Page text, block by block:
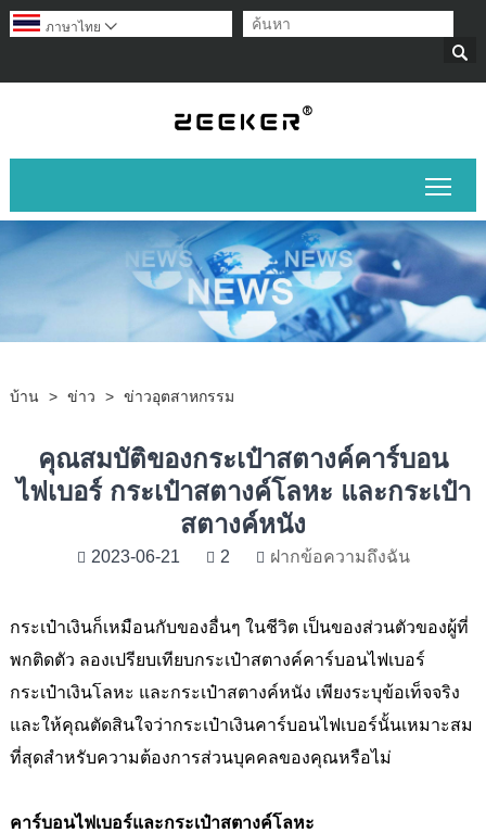

ภาษาไทย 
บ้าน > ข่าว > ข่าวอุตสาหกรรม
คุณสมบัติของกระเป๋าสตางค์คาร์บอน
ไฟเบอร์ กระเป๋าสตางค์โลหะ และกระเป๋า
สตางค์หนัง
2023-06-21 2 ฝากข้อความถึงฉัน
กระเป๋าเงินก็เหมือนกับของอื่นๆ ในชีวิต เป็นของส่วนตัวของผู้ที่
พกติดตัว ลองเปรียบเทียบกระเป๋าสตางค์คาร์บอนไฟเบอร์
กระเป๋าเงินโลหะ และกระเป๋าสตางค์หนัง เพียงระบุข้อเท็จจริง
และให้คุณตัดสินใจว่ากระเป๋าเงินคาร์บอนไฟเบอร์นั้นเหมาะสม
ที่สุดสำหรับความต้องการส่วนบุคคลของคุณหรือไม่
คาร์บอนไฟเบอร์และกระเป๋าสตางค์โลหะ